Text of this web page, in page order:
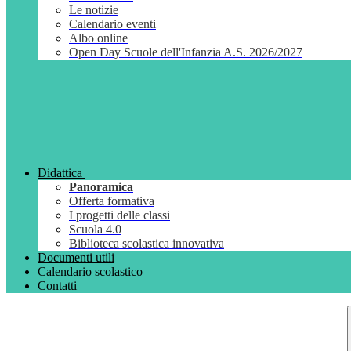
Le notizie
Calendario eventi
Albo online
Open Day Scuole dell'Infanzia A.S. 2026/2027
Didattica
Panoramica
Offerta formativa
I progetti delle classi
Scuola 4.0
Biblioteca scolastica innovativa
Documenti utili
Calendario scolastico
Contatti